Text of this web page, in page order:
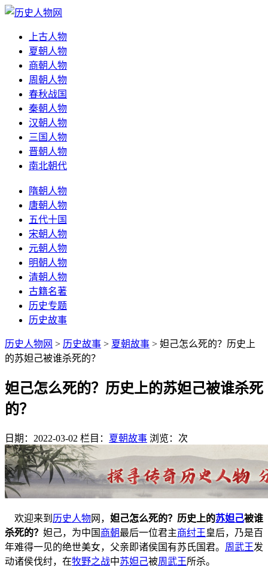
上古人物
夏朝人物
商朝人物
周朝人物
春秋战国
秦朝人物
汉朝人物
三国人物
晋朝人物
南北朝代
隋朝人物
唐朝人物
五代十国
宋朝人物
元朝人物
明朝人物
清朝人物
古籍名著
历史专题
历史故事
历史人物网 > 历史故事 > 夏朝故事 > 妲己怎么死的？历史上
的苏妲己被谁杀死的？
妲己怎么死的？历史上的苏妲己被谁杀死
的？
日期：2022-03-02 栏目： 夏朝故事 浏览： 次
欢迎来到 历史人物网， 妲己怎么死的？历史上的苏妲己被谁
杀死的？ 妲己，为中国 商朝最后一位君主商纣王 皇后，乃是百
年难得一见的绝世美女，父亲即诸侯国有苏氏国君。 周武王发
动诸侯伐纣，在牧野之战中苏妲己被周武王所杀。